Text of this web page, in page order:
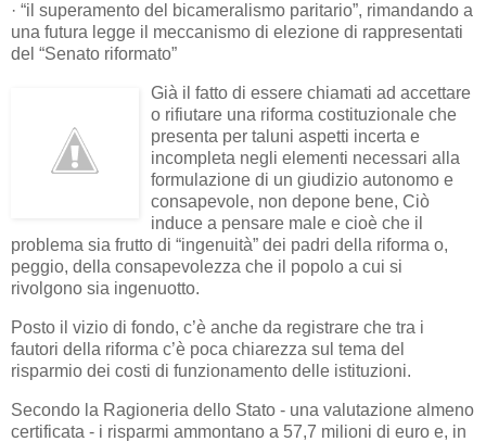
· “il superamento del bicameralismo paritario”, rimandando a
una futura legge il meccanismo di elezione di rappresentati
del “Senato riformato”
Già il fatto di essere chiamati ad accettare
o rifiutare una riforma costituzionale che
presenta per taluni aspetti incerta e
incompleta negli elementi necessari alla
formulazione di un giudizio autonomo e
consapevole, non depone bene, Ciò
induce a pensare male e cioè che il
problema sia frutto di “ingenuità” dei padri della riforma o,
peggio, della consapevolezza che il popolo a cui si
rivolgono sia ingenuotto.
Posto il vizio di fondo, c’è anche da registrare che tra i
fautori della riforma c’è poca chiarezza sul tema del
risparmio dei costi di funzionamento delle istituzioni.
Secondo la Ragioneria dello Stato - una valutazione almeno
certificata - i risparmi ammontano a 57,7 milioni di euro e, in